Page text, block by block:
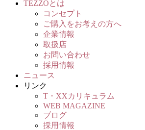
TEZZOとは
コンセプト
ご購入をお考えの方へ
企業情報
取扱店
お問い合わせ
採用情報
ニュース
リンク
T・XXカリキュラム
WEB MAGAZINE
ブログ
採用情報